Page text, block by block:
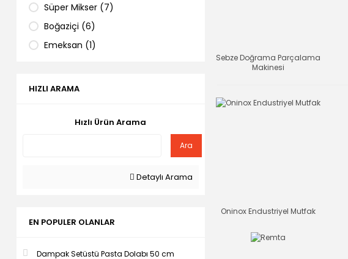
Süper Mikser (7)
Boğaziçi (6)
Emeksan (1)
HIZLI ARAMA
Hızlı Ürün Arama
Ara
Detaylı Arama
EN POPULER OLANLAR
Dampak Setüstü Pasta Dolabı 50 cm
Sebze Doğrama Parçalama
Makinesi
Oninox Endustriyel Mutfak